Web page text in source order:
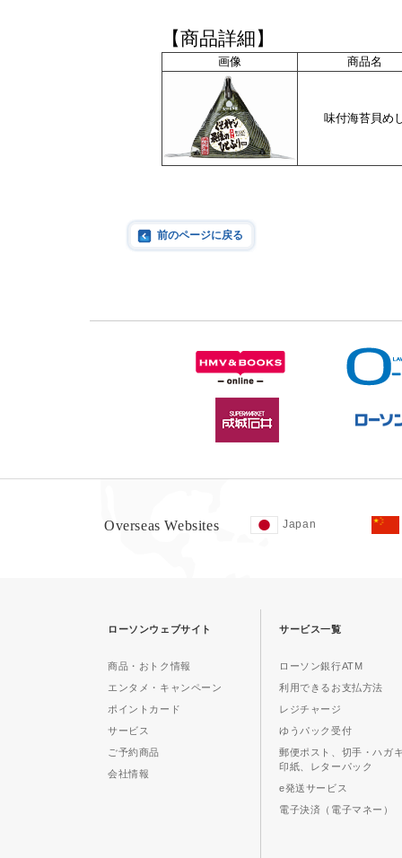
【商品詳細】
画像 商品名
味付海苔貝め
前のページに戻る
Overseas Websites Japan
ローソンウェブサイト
商品・おトク情報
エンタメ・キャンペーン
ポイントカード
サービス
ご予約商品
会社情報
サービス一覧
ローソン銀行ATM
利用できるお支払方法
レジチャージ
ゆうパック受付
郵便ポスト、切手・ハガ
印紙、レターパック
e発送サービス
電子決済（電子マネー）